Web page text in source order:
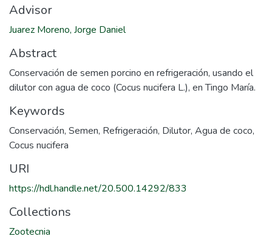
Advisor
Juarez Moreno, Jorge Daniel
Abstract
Conservación de semen porcino en refrigeración, usando el
dilutor con agua de coco (Cocus nucifera L.), en Tingo María.
Keywords
Conservación, Semen, Refrigeración, Dilutor, Agua de coco,
Cocus nucifera
URI
https://hdl.handle.net/20.500.14292/833
Collections
Zootecnia